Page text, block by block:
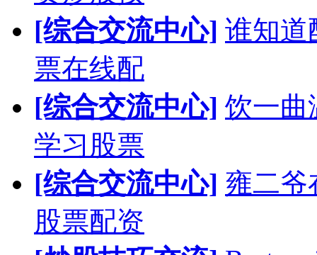
[综合交流中心] 谁知道
票在线配
[综合交流中心] 饮一曲
学习股票
[综合交流中心] 雍二爷
股票配资